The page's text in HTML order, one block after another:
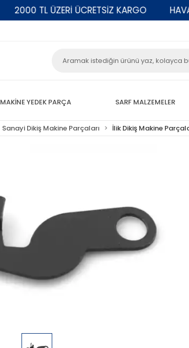
2000 TL ÜZERİ ÜCRETSİZ KARGO HAVALE
MAKİNE YEDEK PARÇA SARF MALZEMELER
Sanayi Dikiş Makine Parçaları İlik Dikiş Makine